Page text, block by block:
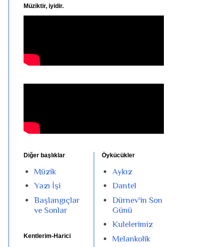
Müziktir, iyidir.
Diğer başlıklar
Müzik
Yazı İşi
Başlangıçlar
ve Sonlar
Kentlerim-Harici
Öykücükler
Aykız
Dantel
Dürnev'in Son
Günü
Kulelerimiz
Melankolik